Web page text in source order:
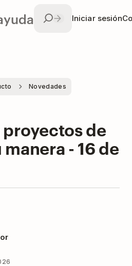
Iniciar sesión
Novedades
de
- 16 de